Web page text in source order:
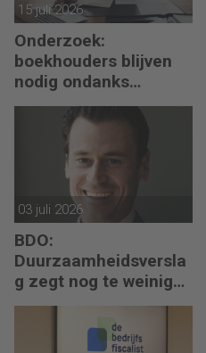
15 juli 2026
Onderzoek:
boekhouders blijven
nodig ondanks
boekhoudsoftware
03 juli 2026
BDO:
Duurzaamheidsversla
g zegt nog te weinig
over waarde en risico’s